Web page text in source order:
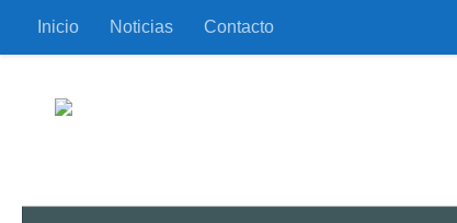
Saltar al contenido
Inicio Noticias Contacto